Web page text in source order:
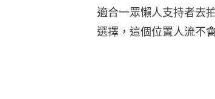
適合一眾懶人支持者去
選擇，這個位置人流不